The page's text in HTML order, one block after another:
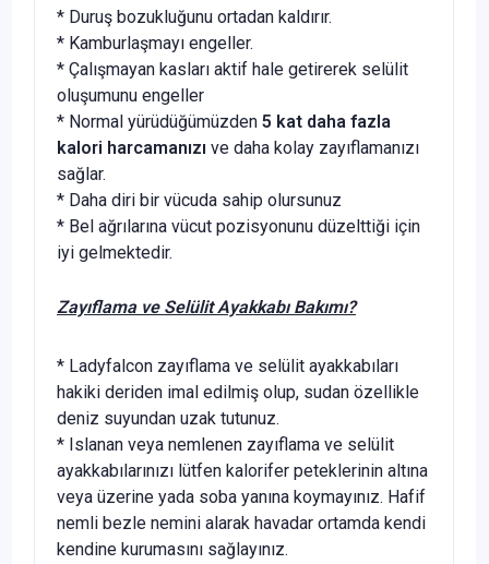
* Duruş bozukluğunu ortadan kaldırır.
* Kamburlaşmayı engeller.
* Çalışmayan kasları aktif hale getirerek selülit
oluşumunu engeller
* Normal yürüdüğümüzden 5 kat daha fazla
kalori harcamanızı ve daha kolay zayıflamanızı
sağlar.
* Daha diri bir vücuda sahip olursunuz
* Bel ağrılarına vücut pozisyonunu düzelttiği için
iyi gelmektedir.
Zayıflama ve Selülit Ayakkabı Bakımı?
* Ladyfalcon zayıflama ve selülit ayakkabıları
hakiki deriden imal edilmiş olup, sudan özellikle
deniz suyundan uzak tutunuz.
* Islanan veya nemlenen zayıflama ve selülit
ayakkabılarınızı lütfen kalorifer peteklerinin altına
veya üzerine yada soba yanına koymayınız. Hafif
nemli bezle nemini alarak havadar ortamda kendi
kendine kurumasını sağlayınız.